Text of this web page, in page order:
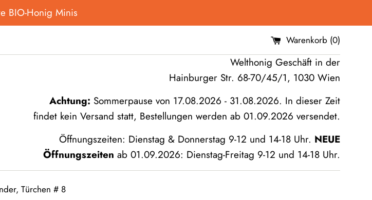
BIO-Honig Minis
Warenkorb (0)
Welthonig Geschäft in der
Hainburger Str. 68-70/45/1, 1030 Wien
Achtung: Sommerpause von 17.08.2026 - 31.08.2026. In dieser Zeit
findet kein Versand statt, Bestellungen werden ab 01.09.2026 versendet.
Öffnungszeiten: Dienstag & Donnerstag 9-12 und 14-18 Uhr. NEUE
Öffnungszeiten ab 01.09.2026: Dienstag-Freitag 9-12 und 14-18 Uhr.
Türchen # 8